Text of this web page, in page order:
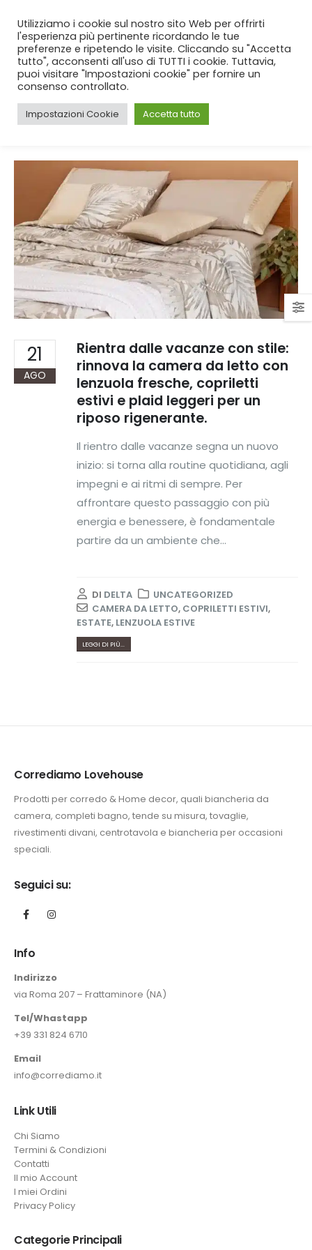
SPEDIZIONE GRATUITA per ordini da 99€!
CASA BLOG TAG -LENZUOLA ESTIVE
21
AGO
Rientra dalle vacanze con stile:
rinnova la camera da letto con
lenzuola fresche, copriletti
estivi e plaid leggeri per un
riposo rigenerante.
Il rientro dalle vacanze segna un nuovo
inizio: si torna alla routine quotidiana, agli
impegni e ai ritmi di sempre. Per
affrontare questo passaggio con più
energia e benessere, è fondamentale
partire da un ambiente che...
DI DELTA
UNCATEGORIZED
CAMERA DA LETTO, COPRILETTI ESTIVI,
ESTATE, LENZUOLA ESTIVE
LEGGI DI PIÙ...
Corrediamo Lovehouse
Prodotti per corredo & Home decor, quali biancheria da
camera, completi bagno, tende su misura, tovaglie,
rivestimenti divani, centrotavola e biancheria per occasioni
speciali.
Seguici su:
Info
Indirizzo
via Roma 207 – Frattaminore (NA)
Tel/Whastapp
+39 331 824 6710
Email
info@corrediamo.it
Link Utili
Chi Siamo
Termini & Condizioni
Contatti
Il mio Account
I miei Ordini
Privacy Policy
Categorie Principali
Utilizziamo i cookie sul nostro sito Web per offrirti
l'esperienza più pertinente ricordando le tue
preferenze e ripetendo le visite. Cliccando su "Accetta
tutto", acconsenti all'uso di TUTTI i cookie. Tuttavia,
puoi visitare "Impostazioni cookie" per fornire un
consenso controllato.
Impostazioni Cookie Accetta tutto